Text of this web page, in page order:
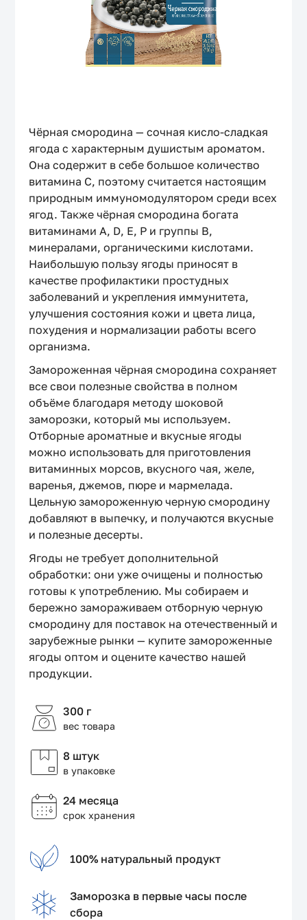
Чёрная смородина — сочная кисло-сладкая
ягода с характерным душистым ароматом.
Она содержит в себе большое количество
витамина С, поэтому считается настоящим
природным иммуномодулятором среди всех
ягод. Также чёрная смородина богата
витаминами А, D, E, P и группы В,
минералами, органическими кислотами.
Наибольшую пользу ягоды приносят в
качестве профилактики простудных
заболеваний и укрепления иммунитета,
улучшения состояния кожи и цвета лица,
похудения и нормализации работы всего
организма.
Замороженная чёрная смородина сохраняет
все свои полезные свойства в полном
объёме благодаря методу шоковой
заморозки, который мы используем.
Отборные ароматные и вкусные ягоды
можно использовать для приготовления
витаминных морсов, вкусного чая, желе,
варенья, джемов, пюре и мармелада.
Цельную замороженную черную смородину
добавляют в выпечку, и получаются вкусные
и полезные десерты.
Ягоды не требует дополнительной
обработки: они уже очищены и полностью
готовы к употреблению. Мы собираем и
бережно замораживаем отборную черную
смородину для поставок на отечественный и
зарубежные рынки — купите замороженные
ягоды оптом и оцените качество нашей
продукции.
300 г
вес товара
8 штук
в упаковке
24 месяца
срок хранения
100% натуральный продукт
Заморозка в первые часы после
сбора
png, jpeg, jpg. Не больше 10 Мб
Отправить
конфиденциальности